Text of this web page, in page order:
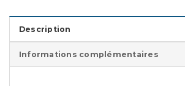
Description
Informations complémentaires